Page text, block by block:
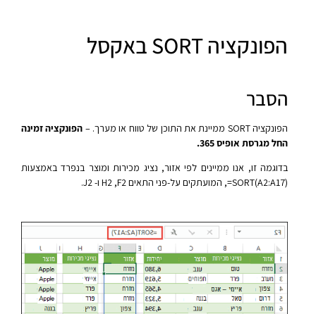
הפונקציה SORT באקסל
הסבר
הפונקציה SORT ממיינת את התוכן של טווח או מערך. –
הפונקציה זמינה
החל מגרסת אופיס 365.
בדוגמה זו, אנו ממיינים לפי אזור, נציג מכירות ומוצר בנפרד באמצעות
‎=SORT(A2:A17)‎, המועתקים על-פני התאים F2,‏ H2 ו- J2.